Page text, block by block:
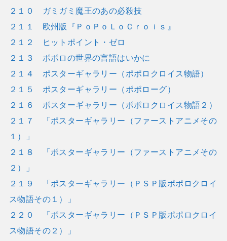
２１０ ガミガミ魔王のあの必殺技
２１１ 欧州版『ＰｏＰｏＬｏＣｒｏｉｓ』
２１２ ヒットポイント・ゼロ
２１３ ポポロの世界の言語はいかに
２１４ ポスターギャラリー（ポポロクロイス物語）
２１５ ポスターギャラリー（ポポローグ）
２１６ ポスターギャラリー（ポポロクロイス物語２）
２１７ 「ポスターギャラリー（ファーストアニメその
１）」
２１８ 「ポスターギャラリー（ファーストアニメその
２）」
２１９ 「ポスターギャラリー（ＰＳＰ版ポポロクロイ
ス物語その１）」
２２０ 「ポスターギャラリー（ＰＳＰ版ポポロクロイ
ス物語その２）」